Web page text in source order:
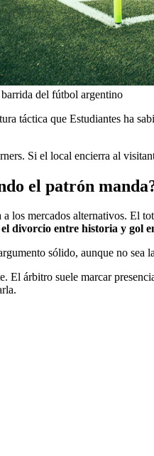
del fútbol argentino
táctica que Estudiantes ha
Si el local encierra al
el patrón
los mercados alternativos. El
divorcio entre historia y gol
sólido, aunque no
El árbitro suele marcar